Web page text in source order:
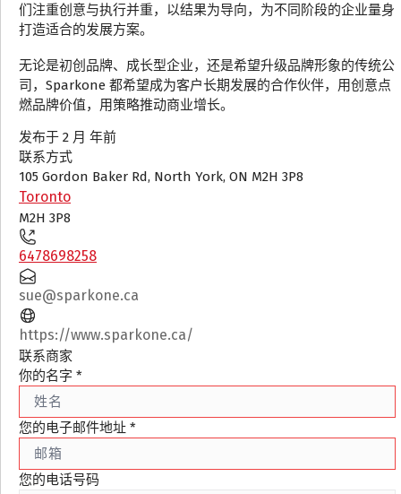
们注重创意与执行并重，以结果为导向，为不同阶段的企业量身
打造适合的发展方案。
无论是初创品牌、成长型企业，还是希望升级品牌形象的传统公
司，Sparkone 都希望成为客户长期发展的合作伙伴，用创意点
燃品牌价值，用策略推动商业增长。
发布于 2 月 年前
联系方式
105 Gordon Baker Rd, North York, ON M2H 3P8
Toronto
M2H 3P8
6478698258
sue@sparkone.ca
https://www.sparkone.ca/
联系商家
你的名字 *
您的电子邮件地址 *
您的电话号码